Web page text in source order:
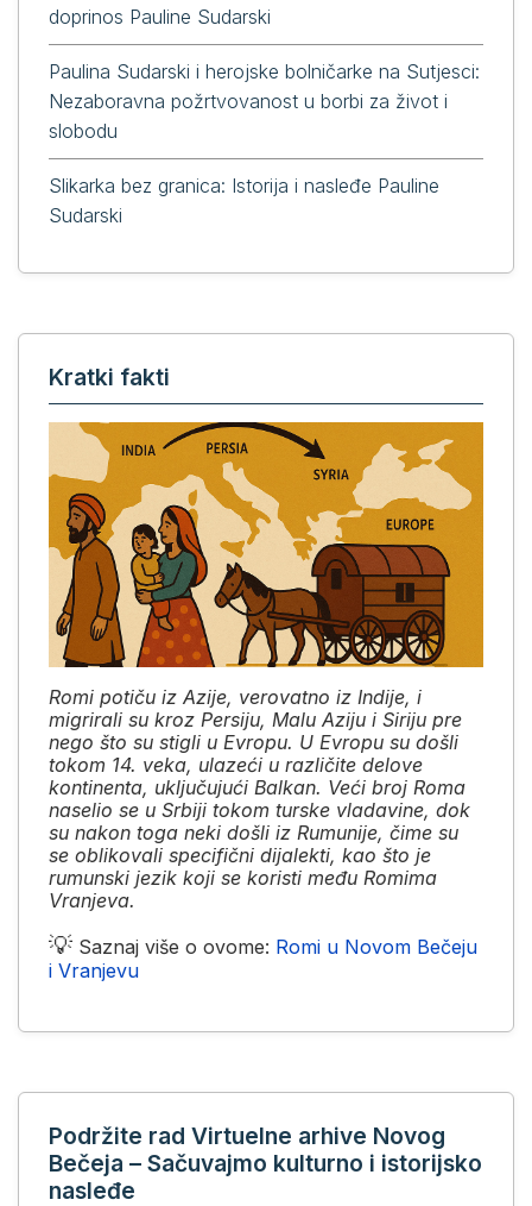
doprinos Pauline Sudarski
Paulina Sudarski i herojske bolničarke na Sutjesci:
Nezaboravna požrtvovanost u borbi za život i
slobodu
Slikarka bez granica: Istorija i nasleđe Pauline
Sudarski
Kratki fakti
Romi potiču iz Azije, verovatno iz Indije, i
migrirali su kroz Persiju, Malu Aziju i Siriju pre
nego što su stigli u Evropu. U Evropu su došli
tokom 14. veka, ulazeći u različite delove
kontinenta, uključujući Balkan. Veći broj Roma
naselio se u Srbiji tokom turske vladavine, dok
su nakon toga neki došli iz Rumunije, čime su
se oblikovali specifični dijalekti, kao što je
rumunski jezik koji se koristi među Romima
Vranjeva.
💡 Saznaj više o ovome: Romi u Novom Bečeju
i Vranjevu
Podržite rad Virtuelne arhive Novog
Bečeja – Sačuvajmo kulturno i istorijsko
nasleđe